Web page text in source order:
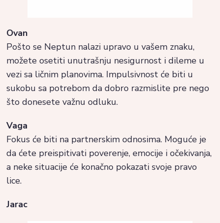
Ovan
Pošto se Neptun nalazi upravo u vašem znaku,
možete osetiti unutrašnju nesigurnost i dileme u
vezi sa ličnim planovima. Impulsivnost će biti u
sukobu sa potrebom da dobro razmislite pre nego
što donesete važnu odluku.
Vaga
Fokus će biti na partnerskim odnosima. Moguće je
da ćete preispitivati poverenje, emocije i očekivanja,
a neke situacije će konačno pokazati svoje pravo
lice.
Jarac